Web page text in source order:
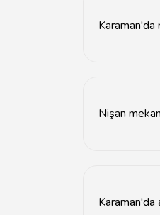
Karaman'da
Nişan
Karaman'da